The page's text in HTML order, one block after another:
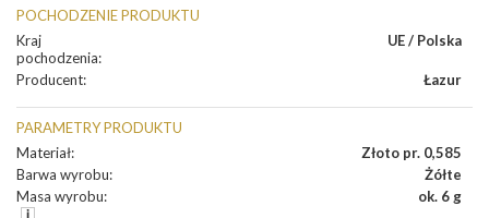
POCHODZENIE PRODUKTU
Kraj
pochodzenia:
UE / Polska
Producent: Łazur
PARAMETRY PRODUKTU
Materiał:
Złoto pr. 0,585
Barwa wyrobu:
Żółte
Masa wyrobu: ok. 6 g